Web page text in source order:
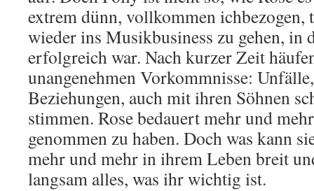
extrem dünn, vollkommen
wieder ins Musikbusiness zu gehen, in
erfolgreich war. Nach kurzer Zeit
unangenehmen Vorkommnisse:
Beziehungen, auch mit ihren Söhnen
stimmen. Rose bedauert mehr und
genommen zu haben. Doch was kann
mehr und mehr in ihrem Leben breit
langsam alles, was ihr wichtig ist.